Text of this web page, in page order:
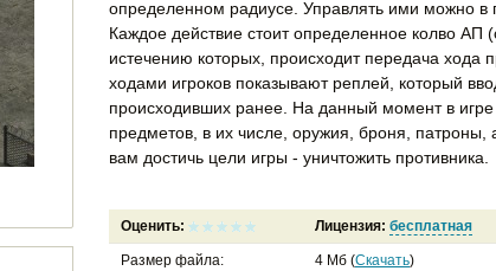
определенном радиусе. Управлять ими можно в
Каждое действие стоит определенное колво АП
истечению которых, происходит передача хода
ходами игроков показывают реплей, который
происходивших ранее. На данный момент в
предметов, в их числе, оружия, броня, патроны,
вам достичь цели игры - уничтожить противника.
Оценить: Лицензия: бесплатная
Размер файла: 4 Мб (Скачать)